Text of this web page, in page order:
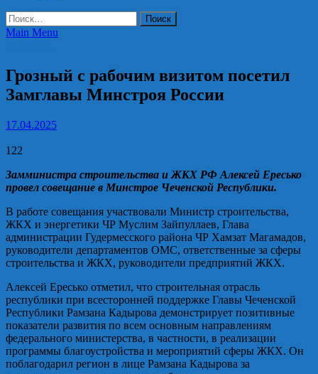
Найти:
Main Menu
Грозный с рабочим визитом посетил
Замглавы Минстроя России
17.04.2025
122
Замминистра строительства и ЖКХ РФ Алексей Ересько
провел совещание в Минстрое Чеченской Республики.
В работе совещания участвовали Министр строительства,
ЖКХ и энергетики ЧР Муслим Зайпуллаев, Глава
администрации Гудермесского района ЧР Хамзат Магамадов,
руководители департаментов ОМС, ответственные за сферы
строительства и ЖКХ, руководители предприятий ЖКХ.
Алексей Ересько отметил, что строительная отрасль
республики при всесторонней поддержке Главы Чеченской
Республики Рамзана Кадырова демонстрирует позитивные
показатели развития по всем основным направлениям
федерального министерства, в частности, в реализации
программы благоустройства и мероприятий сферы ЖКХ. Он
поблагодарил регион в лице Рамзана Кадырова за